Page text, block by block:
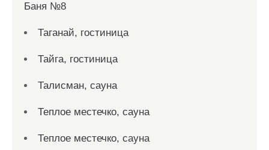
Баня №8
Таганай, гостиница
Тайга, гостиница
Талисман, сауна
Теплое местечко, сауна
Теплое местечко, сауна